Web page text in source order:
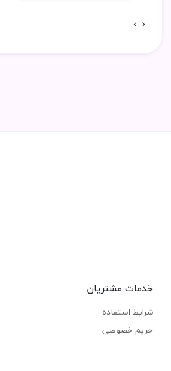
خدمات مشتریان
شرایط استفاده
حریم خصوصی